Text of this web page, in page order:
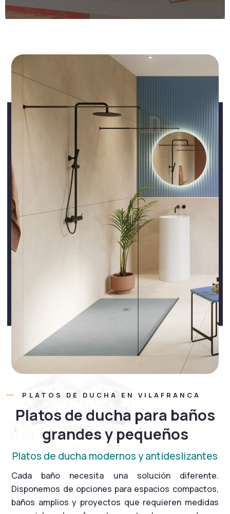
PLATOS DE DUCHA EN VILAFRANCA
Platos de ducha para baños
grandes y pequeños
Platos de ducha modernos y antideslizantes
Cada baño necesita una solución diferente.
Disponemos de opciones para espacios compactos,
baños amplios y proyectos que requieren medidas